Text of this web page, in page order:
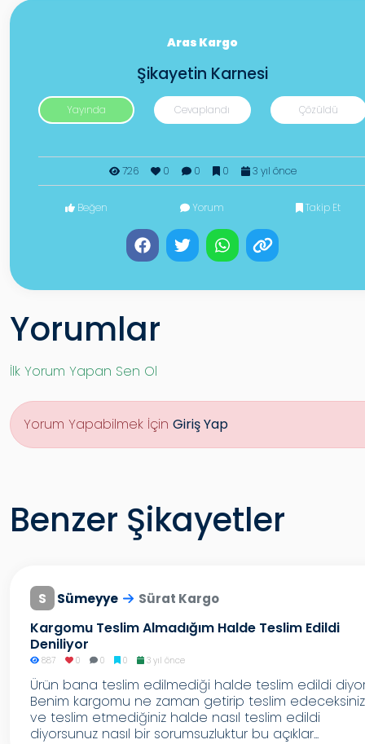
Aras Kargo
Şikayetin Karnesi
Yayında Cevaplandı Çözüldü
726 0 0 0 3 yıl önce
Beğen Yorum Takip Et
Yorumlar
İlk Yorum Yapan Sen Ol
Yorum Yapabilmek İçin Giriş Yap
Benzer Şikayetler
S Sümeyye Sürat Kargo
Kargomu Teslim Almadığım Halde Teslim Edildi
Deniliyor
887 0 0 0 3 yıl önce
Ürün bana teslim edilmediği halde teslim edildi
Benim kargomu ne zaman getirip teslim edeceksiniz
ve teslim etmediğiniz halde nasıl teslim edildi
diyorsunuz nasıl bir sorumsuzluktur bu açıklar...